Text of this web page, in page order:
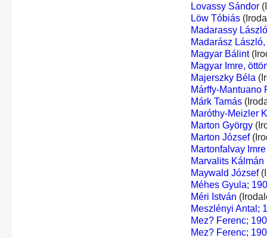
Lovassy Sándor
Löw Tóbiás
Madarassy
Madarász
Magyar Bálint
Magyar Imre,
Majerszky Béla
Márffy-Mantuano
Márk Tamás
Maróthy-Meizler
Marton György
Marton József
Martonfalvay Imre
Marvalits Kálmán
Maywald József
Méhes Gyula;
Méri István
Meszlényi Antal;
Mez? Ferenc;
Mez? Ferenc;